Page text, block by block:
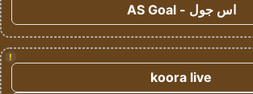
اس جول - AS Goal
!
koora live